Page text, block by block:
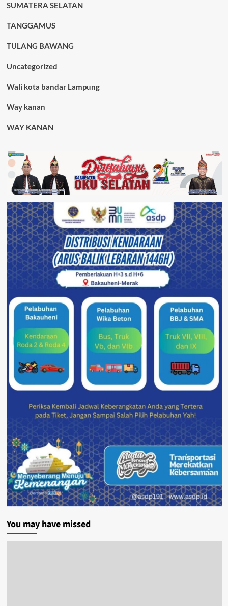
SUMATERA SELATAN
TANGGAMUS
TULANG BAWANG
Uncategorized
Wali kota bandar Lampung
Way kanan
WAY KANAN
You may have missed